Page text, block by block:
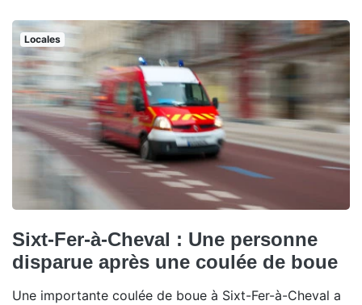
Locales
Sixt-Fer-à-Cheval : Une personne
disparue après une coulée de boue
Une importante coulée de boue à Sixt-Fer-à-Cheval a